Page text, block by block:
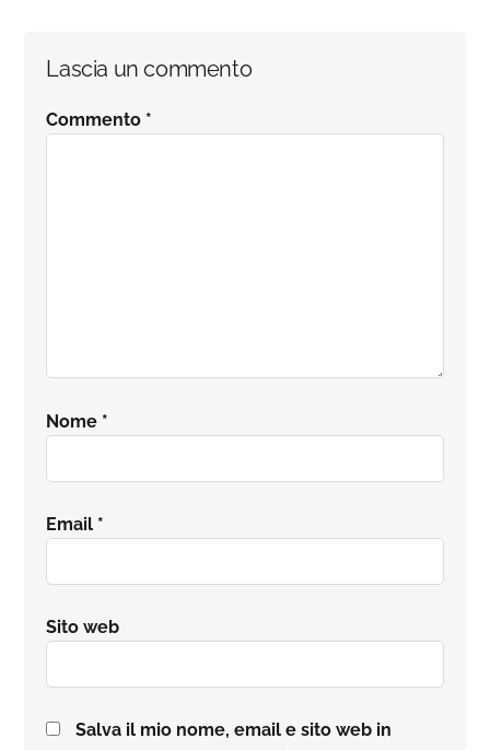
Interazioni
del
Lascia un commento
Commento *
Nome *
Email *
Sito web
Salva il mio nome, email e sito web in